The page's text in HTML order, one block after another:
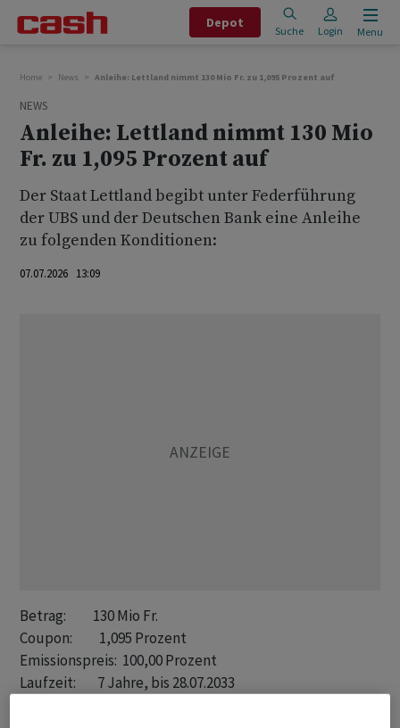
Depot
Suche Login Menu
Home News Anleihe: Lettland nimmt 130 Mio Fr. zu 1,095 Prozent auf
NEWS
Anleihe: Lettland nimmt 130 Mio
Fr. zu 1,095 Prozent auf
Der Staat Lettland begibt unter Federführung
der UBS und der Deutschen Bank eine Anleihe
zu folgenden Konditionen:
07.07.2026 13:09
Betrag:          130 Mio Fr.
Coupon:          1,095 Prozent
Emissionspreis:  100,00 Prozent
Laufzeit:        7 Jahre, bis 28.07.2033